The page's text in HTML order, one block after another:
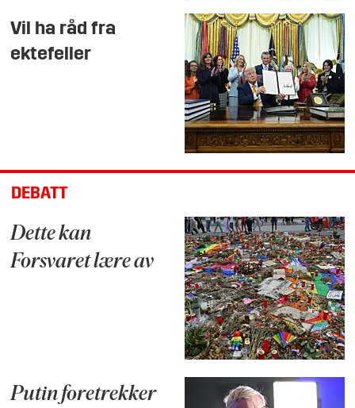
Vil ha råd fra
ektefeller
DEBATT
Dette kan
Forsvaret lære av
Putin foretrekker